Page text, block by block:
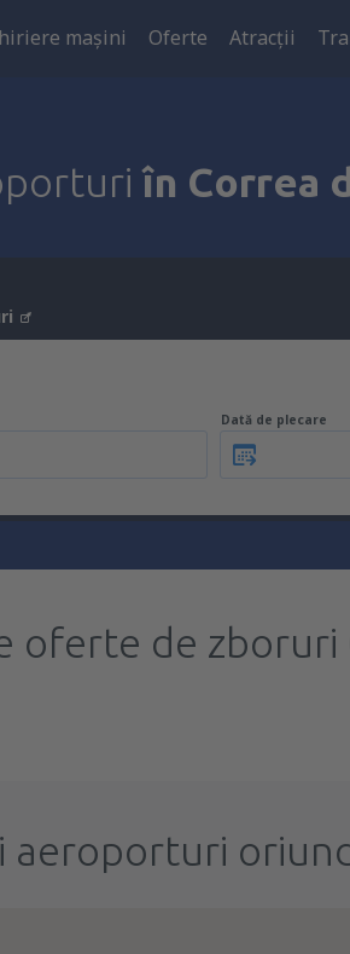
mașini Oferte Atracţii
în Correa
Dată de plecare
oferte de zboruri
aeroporturi